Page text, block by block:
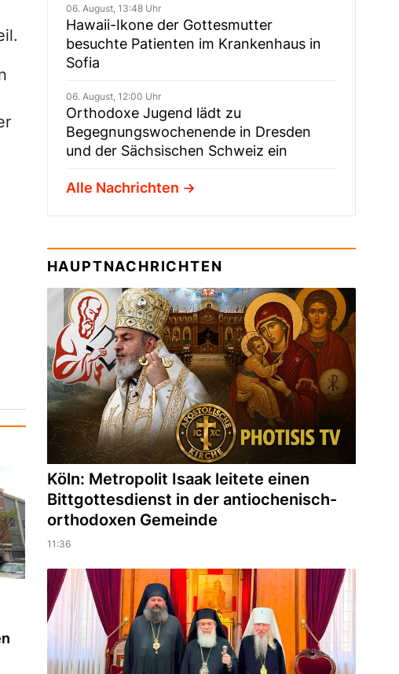
06. August, 13:48 Uhr
Hawaii-Ikone der Gottesmutter
besuchte Patienten im Krankenhaus in
Sofia
06. August, 12:00 Uhr
Orthodoxe Jugend lädt zu
Begegnungswochenende in Dresden
und der Sächsischen Schweiz ein
Alle Nachrichten
HAUPTNACHRICHTEN
Köln: Metropolit Isaak leitete einen
Bittgottesdienst in der antiochenisch-
orthodoxen Gemeinde
11:36